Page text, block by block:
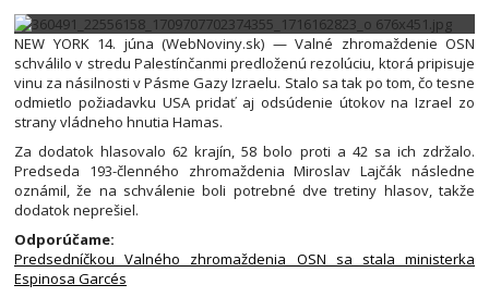
NEW YORK 14. júna (WebNoviny.sk) — Valné zhromaždenie OSN
schválilo v stredu Palestínčanmi predloženú rezolúciu, ktorá pripisuje
vinu za násilnosti v Pásme Gazy Izraelu. Stalo sa tak po tom, čo tesne
odmietlo požiadavku USA pridať aj odsúdenie útokov na Izrael zo
strany vládneho hnutia Hamas.
Za dodatok hlasovalo 62 krajín, 58 bolo proti a 42 sa ich zdržalo.
Predseda 193-členného zhromaždenia Miroslav Lajčák následne
oznámil, že na schválenie boli potrebné dve tretiny hlasov, takže
dodatok neprešiel.
Odporúčame:
Predsedníčkou Valného zhromaždenia OSN sa stala ministerka
Espinosa Garcés